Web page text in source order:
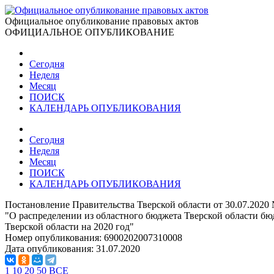
Официальное опубликование правовых актов
ОФИЦИАЛЬНОЕ ОПУБЛИКОВАНИЕ
Сегодня
Неделя
Месяц
ПОИСК
КАЛЕНДАРЬ ОПУБЛИКОВАНИЯ
Сегодня
Неделя
Месяц
ПОИСК
КАЛЕНДАРЬ ОПУБЛИКОВАНИЯ
Постановление Правительства Тверской области от
"О распределении из областного бюджета Тверской области
Тверской области на 2020 год"
Номер опубликования: 6900202007310008
Дата опубликования: 31.07.2020
1 10 20 50 ВСЕ